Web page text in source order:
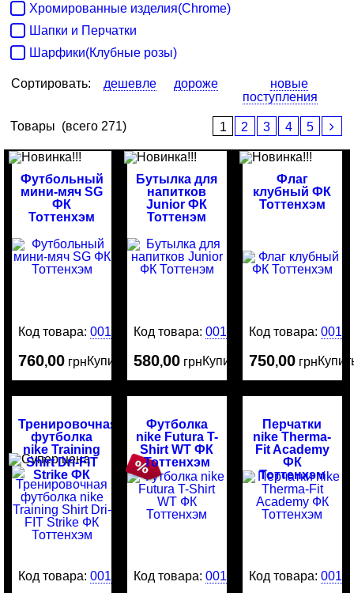
Хромированные изделия(Chrome)
Шапки и Перчатки
Шарфики(Клубные розы)
Сортировать: дешевле дороже
новые
поступления
Товары (всего 271) 1 2 3 4 5
Футбольный
мини-мяч SG
ФК
Тоттенхэм
Код товара:0016961
760,00 грнКупить
Бутылка для
напитков
Junior ФК
Тоттенэм
Код товара:0016956
580,00 грнКупить
Флаг
клубный ФК
Тоттенхэм
Код товара:
750,00 грн
Тренировочная
футболка
nike Training
Shirt Dri-FIT
Strike ФК
Тоттенхэм
Код товара:0012796
Футболка
nike Futura T-
Shirt WT ФК
Тоттенхэм
Код товара:0015032
Перчатки
nike Therma-
Fit Academy
ФК
Тоттенхэм
Код товара: